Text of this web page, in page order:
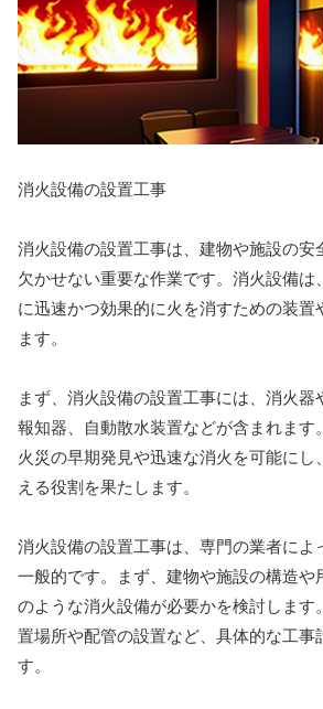
消火設備の設置工事
消火設備の設置工事は、建物や施設の安
欠かせない重要な作業です。消火設備は
に迅速かつ効果的に火を消すための装置
ます。
まず、消火設備の設置工事には、消火器
報知器、自動散水装置などが含まれます
火災の早期発見や迅速な消火を可能にし
える役割を果たします。
消火設備の設置工事は、専門の業者によ
一般的です。まず、建物や施設の構造や
のような消火設備が必要かを検討します
置場所や配管の設置など、具体的な工事
す。